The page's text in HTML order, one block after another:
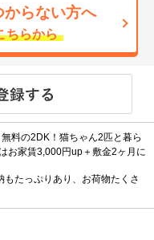
からない方へ
ちらから
料の2DK！猫ちゃん2匹と暮ら
お家賃3,000円up＋敷金2ヶ月に
たっぷりあり、お荷物たくさ